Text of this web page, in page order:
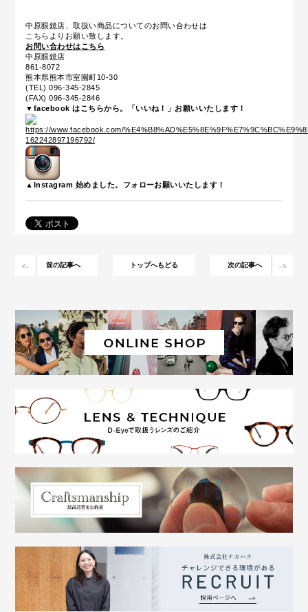
中原眼鏡店、取扱い商品についてのお問い合わせは
こちらよりお願い致します。
お問い合わせはこちら
中原眼鏡店
861-8072
熊本県熊本市室園町10-30
(TEL) 096-345-2845
(FAX) 096-345-2846
▼facebook はこちらから。「いいね！」お願いいたします！
▲Instagram 始めました。フォローお願いいたします！
前の記事へ トップへもどる 次の記事へ